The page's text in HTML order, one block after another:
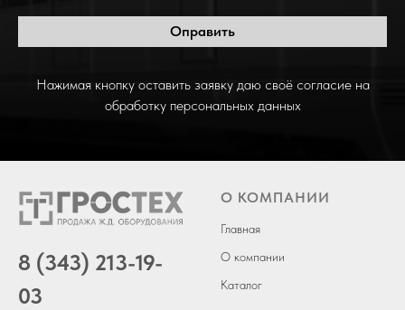
Оправить
Нажимая кнопку оставить заявку даю своё согласие на
обработку персональных данных
8 (343) 213-19-
03
О КОМПАНИИ
Главная
О компании
Каталог